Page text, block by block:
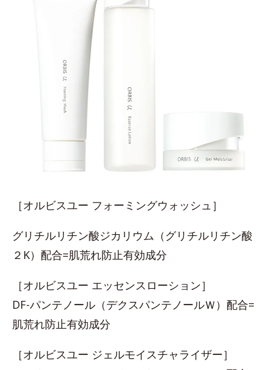
［オルビスユー フォーミングウォッシュ］
グリチルリチン酸ジカリウム（グリチルリチン酸
２K）配合=肌荒れ防止有効成分
［オルビスユー エッセンスローション］
DF-パンテノール（デクスパンテノールＷ）配合=
肌荒れ防止有効成分
［オルビスユー ジェルモイスチャライザー］